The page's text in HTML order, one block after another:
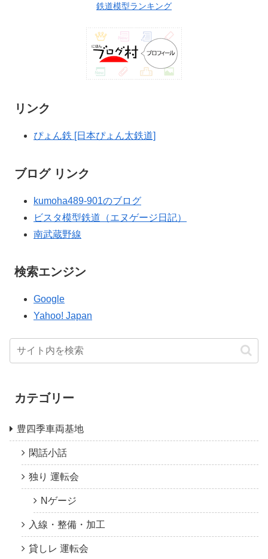
鉄道模型ランキング
リンク
ぴょん鉄 [日本ぴょん太鉄道]
ブログ リンク
kumoha489-901のブログ
ビスタ模型鉄道（エヌゲージ日記）
南武蔵野線
検索エンジン
Google
Yahoo! Japan
カテゴリー
豊四季車両基地
閑話小話
独り 運転会
Nゲージ
入線・整備・加工
貸しレ 運転会